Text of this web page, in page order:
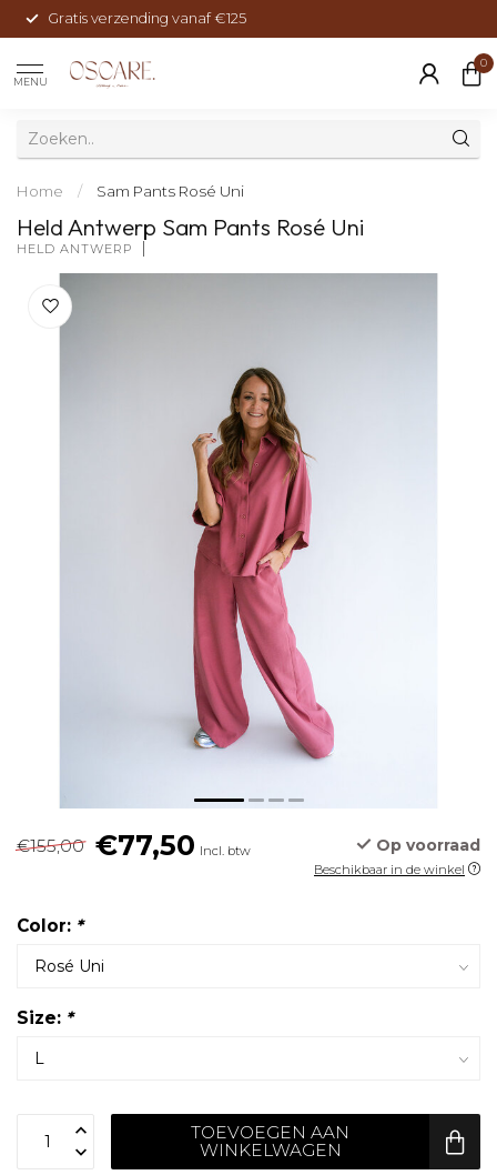
Gratis verzending vanaf €125
MENU
0
Home / Sam Pants Rosé Uni
Held Antwerp Sam Pants Rosé Uni
HELD ANTWERP
€155,00 €77,50 Incl. btw Op voorraad
Beschikbaar in de winkel
Color: *
Size: *
TOEVOEGEN AAN
WINKELWAGEN